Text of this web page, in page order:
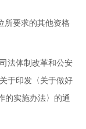
所要求的其他资格
法体制改革和公安
于印发〈关于做好
的实施办法〉的通